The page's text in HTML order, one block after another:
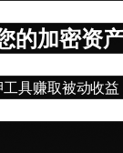
的加密资
具赚取被动收益